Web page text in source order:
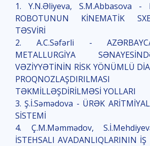
1. Y.N.Əliyeva, S.M.Abbasova -
ROBOTUNUN KİNEMATİK
TƏSVİRİ
2. A.C.Səfərli -
METALLURGİYA
VƏZİYYƏTİNİN RİSK YÖNÜMLÜ
PROQNOZLAŞDIRILMASI
TƏKMİLLƏŞDİRİLMƏSİ YOLLARI
3. Ş.İ.Səmədova - ÜRƏK
SİSTEMİ
4. Ç.M.Məmmədov,
İSTEHSALI AVADANLIQLARININ İŞ